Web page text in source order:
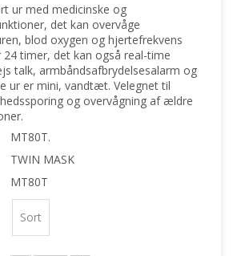
ur med medicinske og
det kan overvåge
blod oxygen og hjertefrekvens
timer, det kan også real-time
talk, armbåndsafbrydelsesalarm og
ur er mini, vandtæt. Velegnet til
og overvågning af ældre
MT80T.
TWIN MASK
MT80T
Sort